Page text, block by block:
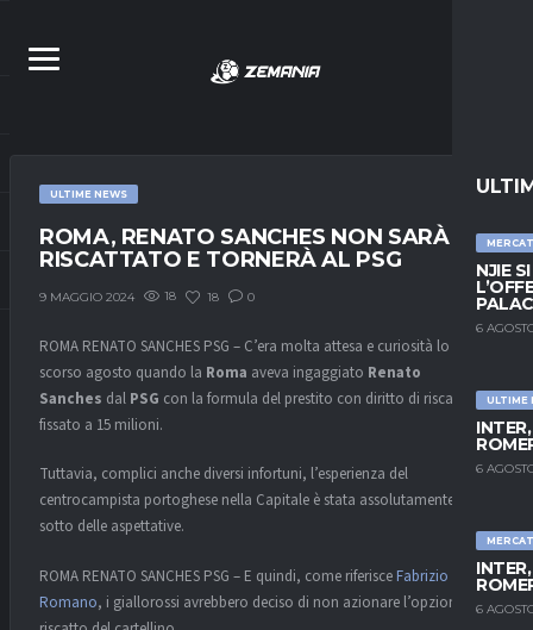
NJIE
6
ULTIME
6
6
ULTIME NEWS
ROMA, RENATO SANCHES NON SARÀ
RISCATTATO E TORNERÀ AL PSG
9 MAGGIO 2024 18 18 0
ROMA RENATO SANCHES PSG – C’era molta attesa e curiosità lo
scorso agosto quando la Roma aveva ingaggiato Renato
Sanches dal PSG con la formula del prestito con diritto di riscatto
fissato a 15 milioni.
Tuttavia, complici anche diversi infortuni, l’esperienza del
centrocampista portoghese nella Capitale è stata assolutamente al di
sotto delle aspettative.
ROMA RENATO SANCHES PSG – E quindi, come riferisce Fabrizio
Romano, i giallorossi avrebbero deciso di non azionare l’opzione del